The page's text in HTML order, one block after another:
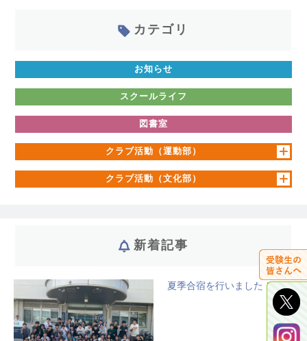
カテゴリ
お知らせ
スクールライフ
図書室
クラブ活動（運動部）
クラブ活動（文化部）
新着記事
夏季合宿を行いました！